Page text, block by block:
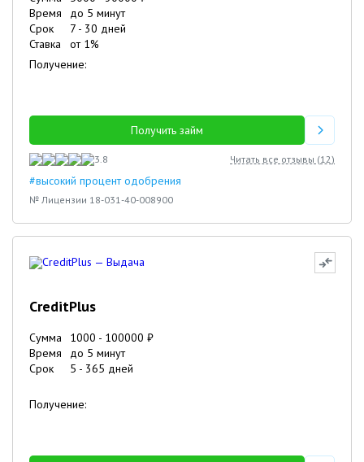
Время
до 5 минут
Срок
7 - 30 дней
Ставка
от 1%
Получение:
Получить займ
3.8 Читать все отзывы (12)
#высокий процент одобрения
№ Лицензии 18-031-40-008900
CreditPlus
Сумма 1000 - 100000 ₽
Время
до 5 минут
Срок
5 - 365 дней
Получение: